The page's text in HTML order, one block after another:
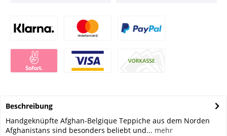
Beschreibung
Handgeknüpfte Afghan-Belgique Teppiche aus dem Norden
Afghanistans sind besonders beliebt und... mehr